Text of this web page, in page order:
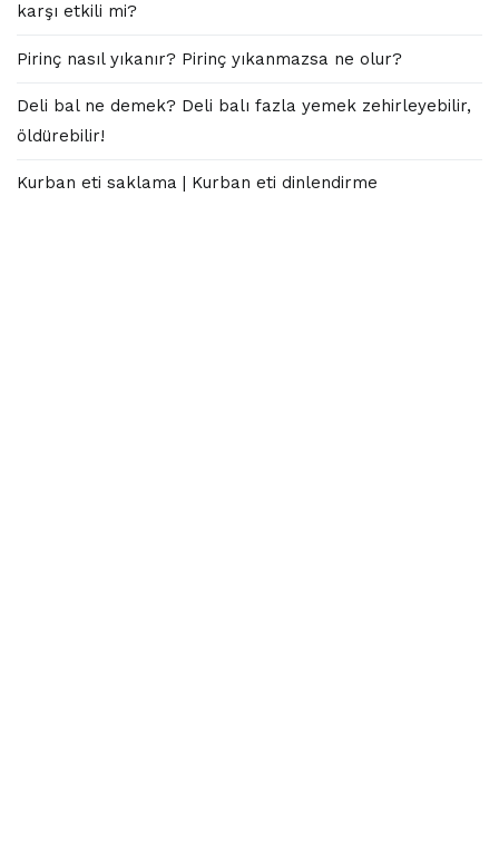
karşı etkili mi?
Pirinç nasıl yıkanır? Pirinç yıkanmazsa ne olur?
Deli bal ne demek? Deli balı fazla yemek zehirleyebilir,
öldürebilir!
Kurban eti saklama | Kurban eti dinlendirme